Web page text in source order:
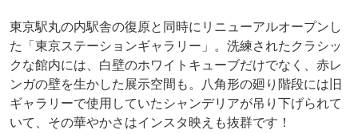
東京駅丸の内駅舎の復原と同時にリニューアルオープンし
た「東京ステーションギャラリー」。洗練されたクラシッ
クな館内には、白壁のホワイトキューブだけでなく、赤レ
ンガの壁を生かした展示空間も。八角形の廻り階段には旧
ギャラリーで使用していたシャンデリアが吊り下げられて
いて、その華やかさはインスタ映えも抜群です！